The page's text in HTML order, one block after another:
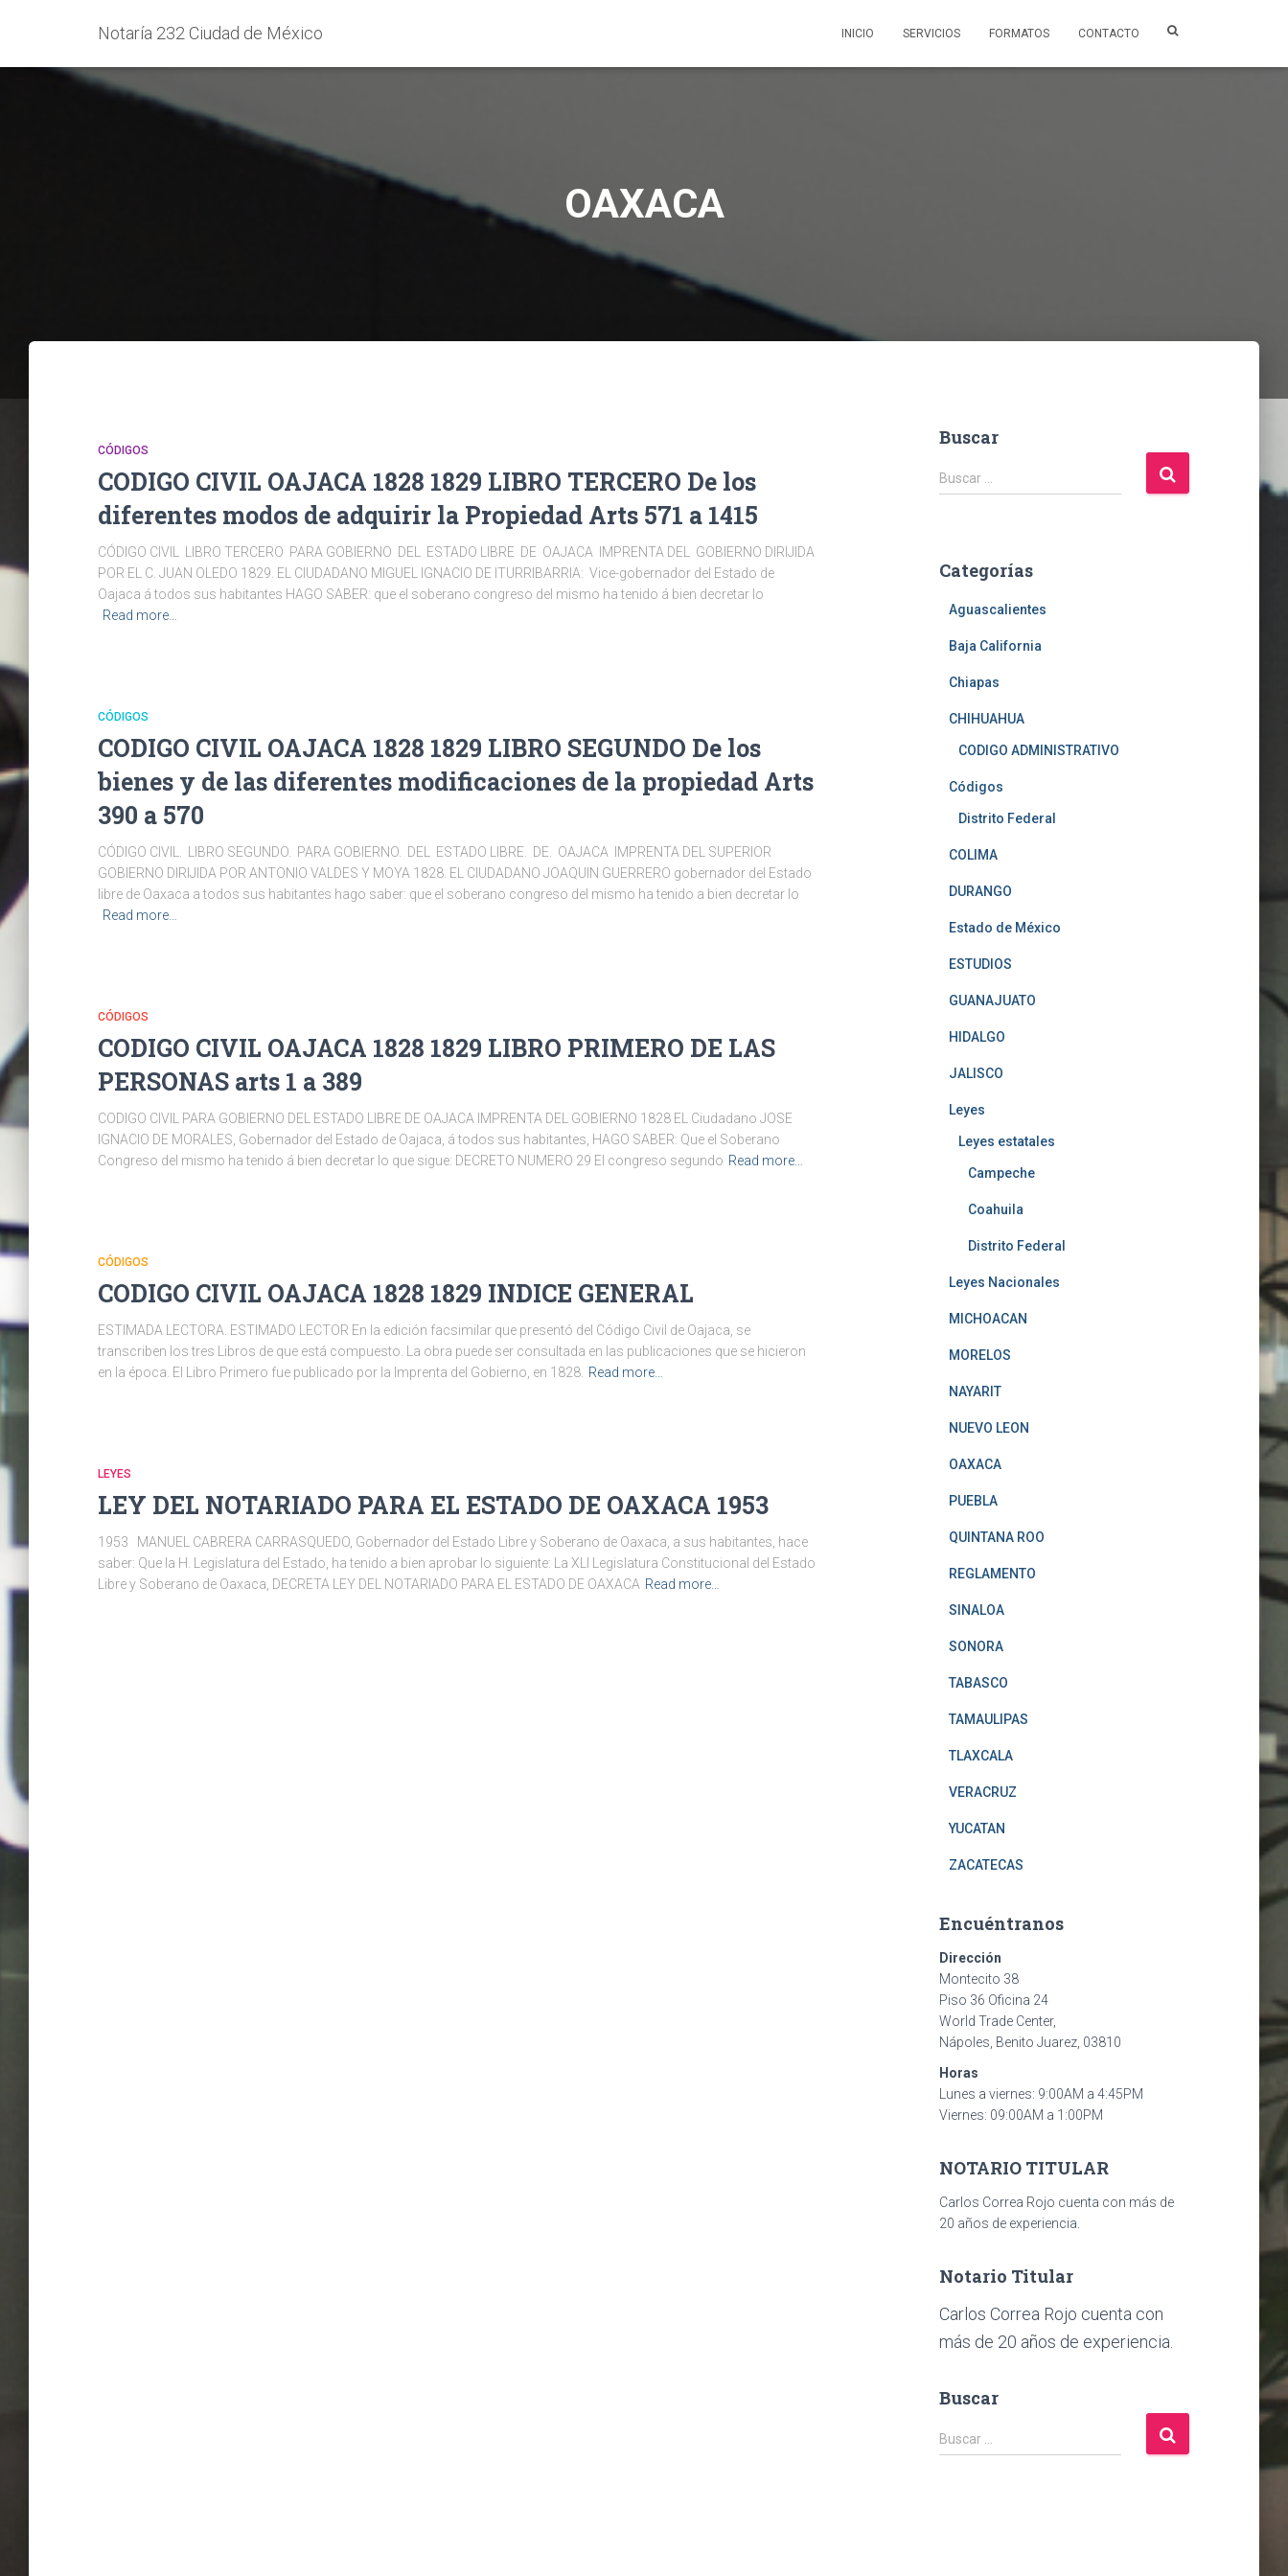
Notaría 232 Ciudad de México INICIO SERVICIOS FORMATOS CONTACTO
OAXACA
CÓDIGOS
CODIGO CIVIL OAJACA 1828 1829 LIBRO TERCERO De los
diferentes modos de adquirir la Propiedad Arts 571 a 1415
CÓDIGO CIVIL LIBRO TERCERO PARA GOBIERNO DEL ESTADO LIBRE DE OAJACA IMPRENTA DEL GOBIERNO DIRIJIDA
POR EL C. JUAN OLEDO 1829. EL CIUDADANO MIGUEL IGNACIO DE ITURRIBARRIA: Vice-gobernador del Estado de
Oajaca á todos sus habitantes HAGO SABER: que el soberano congreso del mismo ha tenido á bien decretar lo
Read more…
CÓDIGOS
CODIGO CIVIL OAJACA 1828 1829 LIBRO SEGUNDO De los
bienes y de las diferentes modificaciones de la propiedad Arts
390 a 570
CÓDIGO CIVIL. LIBRO SEGUNDO. PARA GOBIERNO. DEL ESTADO LIBRE. DE. OAJACA IMPRENTA DEL SUPERIOR
GOBIERNO DIRIJIDA POR ANTONIO VALDES Y MOYA 1828. EL CIUDADANO JOAQUIN GUERRERO gobernador del Estado
libre de Oaxaca a todos sus habitantes hago saber: que el soberano congreso del mismo ha tenido a bien decretar lo
Read more…
CÓDIGOS
CODIGO CIVIL OAJACA 1828 1829 LIBRO PRIMERO DE LAS
PERSONAS arts 1 a 389
CODIGO CIVIL PARA GOBIERNO DEL ESTADO LIBRE DE OAJACA IMPRENTA DEL GOBIERNO 1828 EL Ciudadano JOSE
IGNACIO DE MORALES, Gobernador del Estado de Oajaca, á todos sus habitantes, HAGO SABER: Que el Soberano
Congreso del mismo ha tenido á bien decretar lo que sigue: DECRETO NUMERO 29 El congreso segundo Read more…
CÓDIGOS
CODIGO CIVIL OAJACA 1828 1829 INDICE GENERAL
ESTIMADA LECTORA. ESTIMADO LECTOR En la edición facsimilar que presentó del Código Civil de Oajaca, se
transcriben los tres Libros de que está compuesto. La obra puede ser consultada en las publicaciones que se hicieron
en la época. El Libro Primero fue publicado por la Imprenta del Gobierno, en 1828. Read more…
LEYES
LEY DEL NOTARIADO PARA EL ESTADO DE OAXACA 1953
1953 MANUEL CABRERA CARRASQUEDO, Gobernador del Estado Libre y Soberano de Oaxaca, a sus habitantes, hace
saber: Que la H. Legislatura del Estado, ha tenido a bien aprobar lo siguiente: La XLI Legislatura Constitucional del Estado
Libre y Soberano de Oaxaca, DECRETA LEY DEL NOTARIADO PARA EL ESTADO DE OAXACA Read more…
Buscar
B
u
r
Buscar …
Categorías
Aguascalientes
Baja California
Chiapas
CHIHUAHUA
CODIGO ADMINISTRATIVO
Códigos
Distrito Federal
COLIMA
DURANGO
Estado de México
ESTUDIOS
GUANAJUATO
HIDALGO
JALISCO
Leyes
Leyes estatales
Campeche
Coahuila
Distrito Federal
Leyes Nacionales
MICHOACAN
MORELOS
NAYARIT
NUEVO LEON
OAXACA
PUEBLA
QUINTANA ROO
REGLAMENTO
SINALOA
SONORA
TABASCO
TAMAULIPAS
TLAXCALA
VERACRUZ
YUCATAN
ZACATECAS
Encuéntranos
Dirección
Montecito 38
Piso 36 Oficina 24
World Trade Center,
Nápoles, Benito Juarez, 03810
Horas
Lunes a viernes: 9:00AM a 4:45PM
Viernes: 09:00AM a 1:00PM
NOTARIO TITULAR
Carlos Correa Rojo cuenta con más de
20 años de experiencia.
Notario Titular
Carlos Correa Rojo cuenta con
más de 20 años de experiencia.
Buscar
B
u
Buscar …